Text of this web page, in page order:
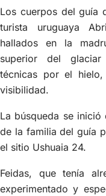
Los cuerpos del guía
turista uruguaya
hallados en la
superior del
técnicas por el
visibilidad.
La búsqueda se
de la familia del guía
el sitio Ushuaia 24.
Feidas, que tenía
experimentado y